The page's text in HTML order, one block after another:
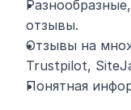
отзывы.
Отзывы на
Trustpilot,
Понятная